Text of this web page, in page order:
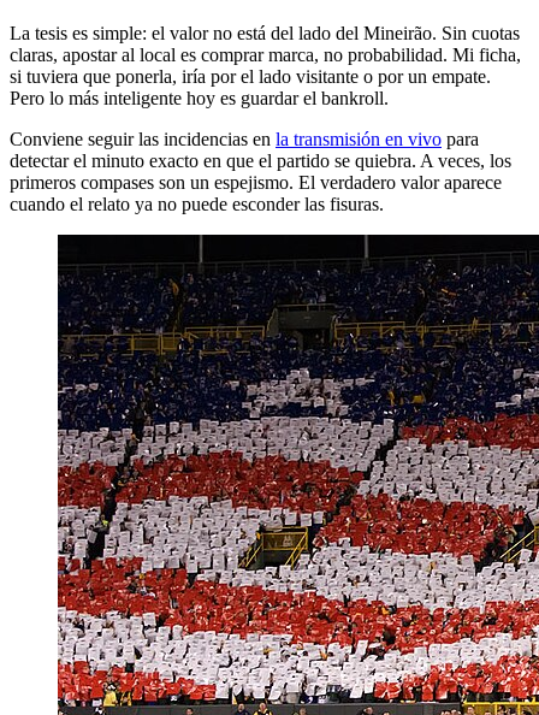
La tesis es simple: el valor no está del lado del Mineirão. Sin cuotas
claras, apostar al local es comprar marca, no probabilidad. Mi ficha,
si tuviera que ponerla, iría por el lado visitante o por un empate.
Pero lo más inteligente hoy es guardar el bankroll.
Conviene seguir las incidencias en la transmisión en vivo para
detectar el minuto exacto en que el partido se quiebra. A veces, los
primeros compases son un espejismo. El verdadero valor aparece
cuando el relato ya no puede esconder las fisuras.